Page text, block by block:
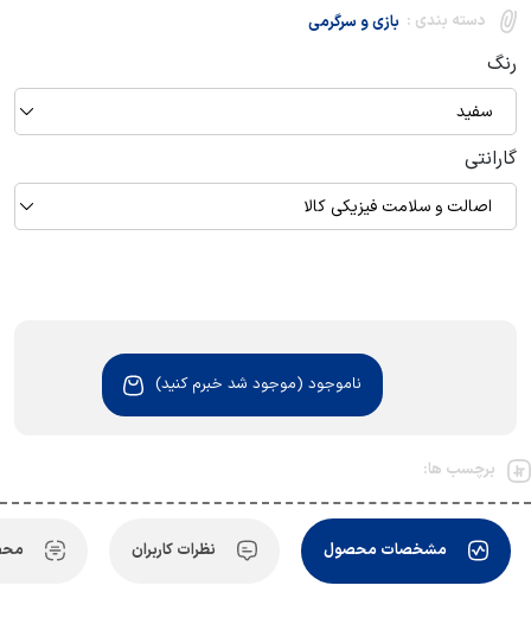
دسته بندی : بازی و سرگرمی
رنگ
سفید
گارانتی
اصالت و سلامت فیزیکی کالا
ناموجود (موجود شد خبرم کنید)
برچسب ها:
مشخصات محصول نظرات کاربران